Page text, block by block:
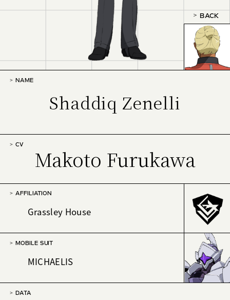
BACK
NAME
Shaddiq Zenelli
CV
Makoto Furukawa
AFFILIATION
Grassley House
MOBILE SUIT
MICHAELIS
DATA